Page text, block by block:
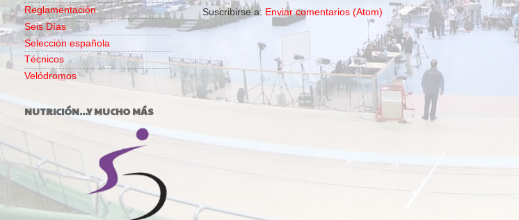
Suscribirse a: Enviar comentarios (Atom)
Reglamentación
Seis Días
Selección española
Técnicos
Velódromos
NUTRICIÓN...Y MUCHO MÁS